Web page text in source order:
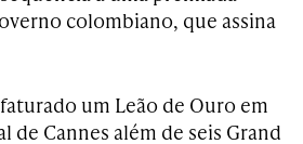
colombiano, que assina
faturado um Leão de Ouro em
de Cannes além de seis Grand